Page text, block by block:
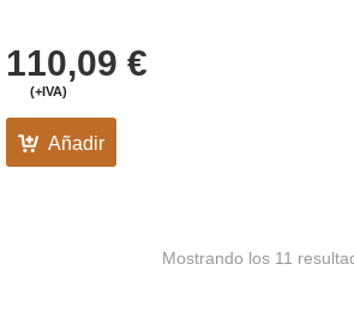
110,09 €
(+IVA)
Añadir
Mostrando los 11